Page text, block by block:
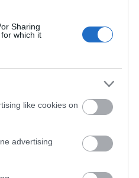
Sharing
which it
like cookies on
advertising
komment
Igazán
Luxembourgi